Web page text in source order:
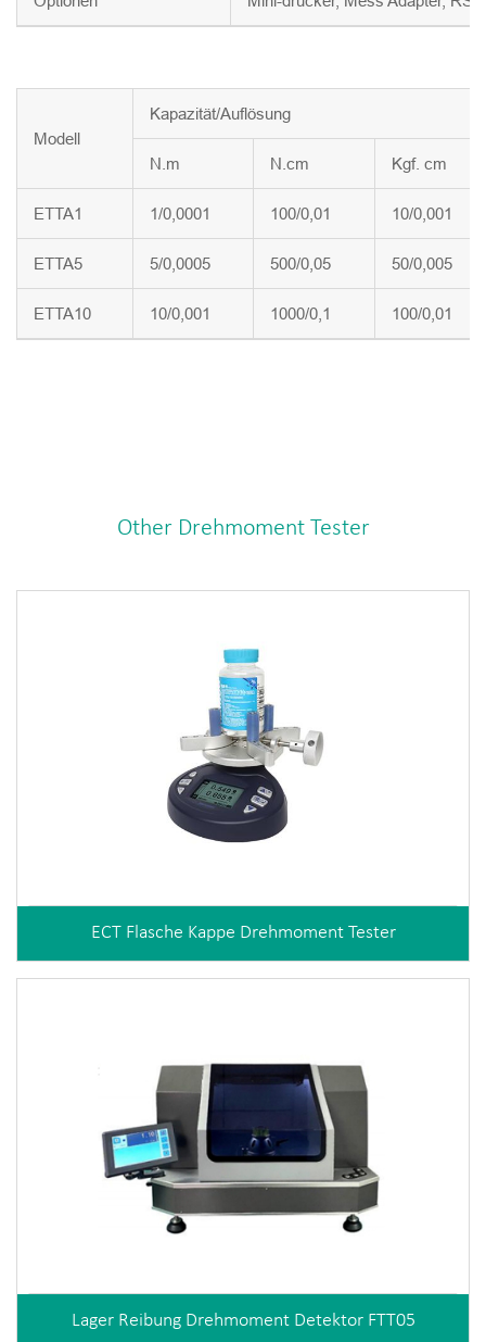
Modell
Kapazität/Auflösung
N.m N.cm Kgf. cm
ETTA1 1/0,0001 100/0,01 10/0,001
ETTA5 5/0,0005 500/0,05 50/0,005
ETTA10 10/0,001 1000/0,1 100/0,01
Other Drehmoment Tester
ECT Flasche Kappe Drehmoment Tester
Lager Reibung Drehmoment Detektor FTT05